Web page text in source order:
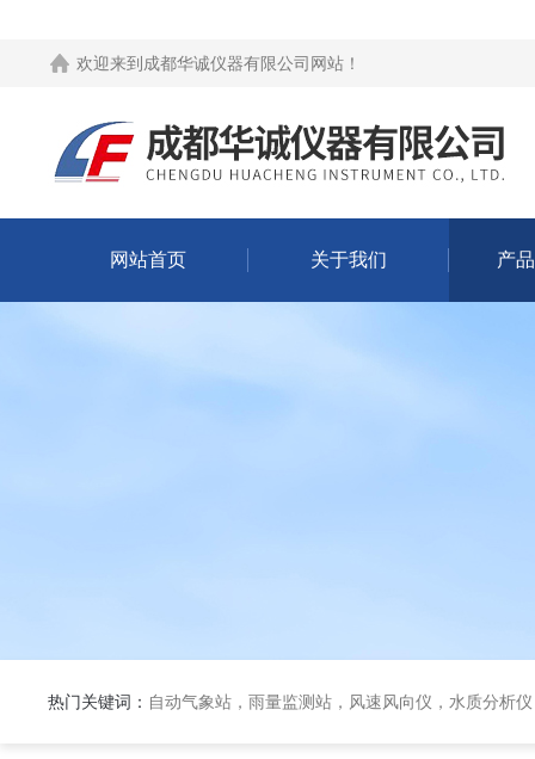
欢迎来到 成都华诚仪器有限公司网站 ！
网站首页 关于我们 产
热门关键词： 自动气象站，雨量监测站，风速风向仪，水质分析